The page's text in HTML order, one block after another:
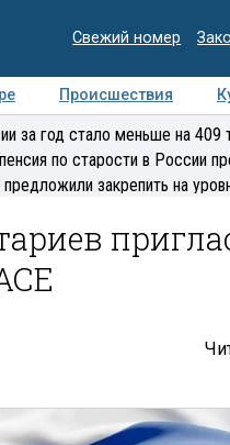
Свежий номер
Происшествия
Медиацентр Интервью
за год стало меньше на 409
по старости в России
закрепить на